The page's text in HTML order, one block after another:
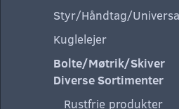
Styr/Håndtag/
Kuglelejer
Bolte/Møtrik/Skiver
Diverse Sortimenter
Rustfrie produkter